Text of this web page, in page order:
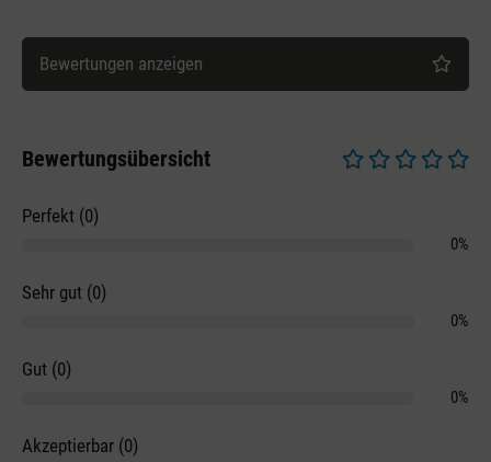
Bewertungen anzeigen
Bewertungsübersicht
Perfekt (0)
0%
Sehr gut (0)
0%
Gut (0)
0%
Akzeptierbar (0)